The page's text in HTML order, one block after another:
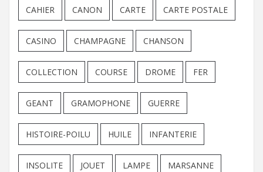
CAHIER CANON CARTE CARTE POSTALE
CASINO CHAMPAGNE CHANSON
COLLECTION COURSE DROME FER
GEANT GRAMOPHONE GUERRE
HISTOIRE-POILU HUILE INFANTERIE
INSOLITE JOUET LAMPE MARSANNE